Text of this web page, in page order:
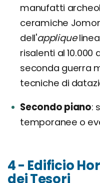
manufatti
ceramiche
dell'applique
risalenti al 10.000
seconda guerra
tecniche di
Secondo piano
temporanee o
4 - Edificio
dei Tesori